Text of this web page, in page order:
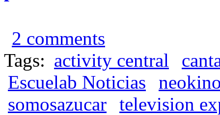
2 comments
Tags: activity central
Escuelab Noticias
somosazucar
television